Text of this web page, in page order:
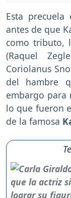
Esta precuela
antes de que
como tributo,
(Raquel
Coriolanus
del hambre
embargo para
lo que fueron
de la famosa